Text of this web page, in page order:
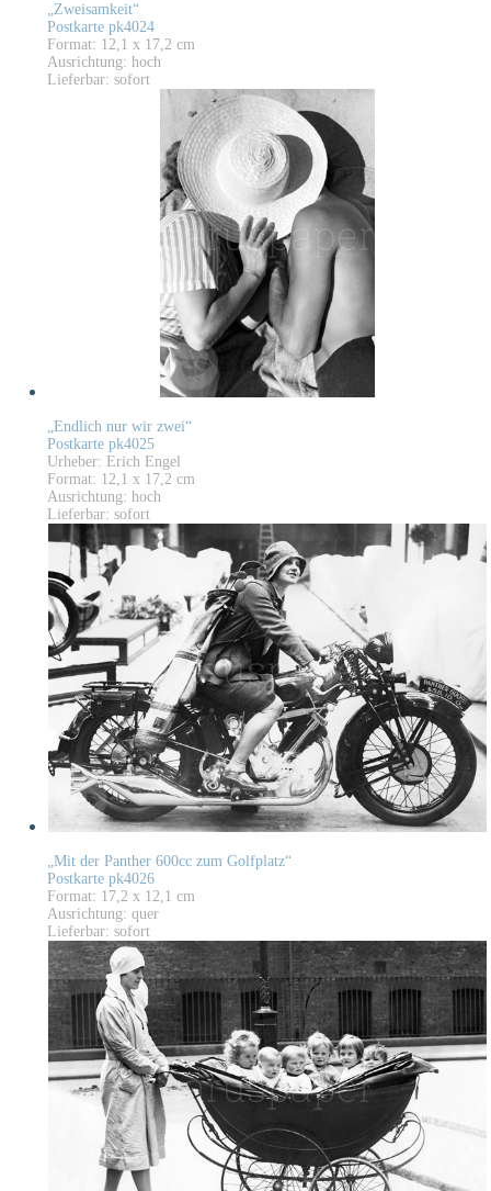
„Zweisamkeit“
Postkarte pk4024
Format: 12,1 x 17,2 cm
Ausrichtung: hoch
Lieferbar: sofort
„Endlich nur wir zwei“
Postkarte pk4025
Urheber: Erich Engel
Format: 12,1 x 17,2 cm
Ausrichtung: hoch
Lieferbar: sofort
„Mit der Panther 600cc zum Golfplatz“
Postkarte pk4026
Format: 17,2 x 12,1 cm
Ausrichtung: quer
Lieferbar: sofort